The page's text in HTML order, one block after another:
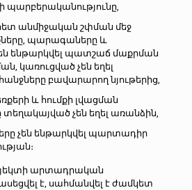
պարբերականությունը,
անմիջական շփման մեջ
պարագաները և
ենթարկվել պատշաճ մաքրման
կառուցված չեն եղել
բավարարող նյութերից,
և հումքի լվացման
չեն եղել առանձին,
չեն ենթարկվել պարտադիր
արտադրական
է, սահմանվել է ժամկետ